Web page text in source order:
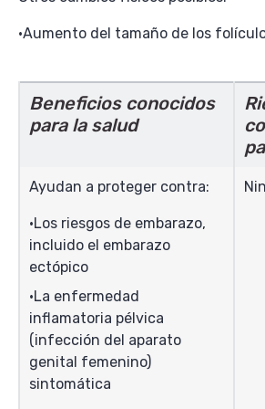
Aumento del tamaño de los
Beneficios conocidos
para la salud
Ayudan a proteger contra:
Los riesgos de embarazo,
incluido el embarazo
ectópico
La enfermedad
inflamatoria pélvica
(infección del aparato
genital femenino)
sintomática